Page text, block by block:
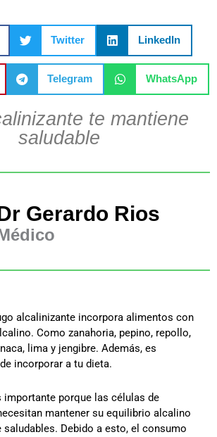
Twitter LinkedIn
Telegram WhatsApp
te mantiene
saludable
Gerardo Rios
alcalinizante incorpora alimentos con
Como zanahoria, pepino, repollo,
lima y jengibre. Además, es
incorporar a tu dieta.
importante porque las células de
mantener su equilibrio alcalino
saludables. Debido a esto, el consumo